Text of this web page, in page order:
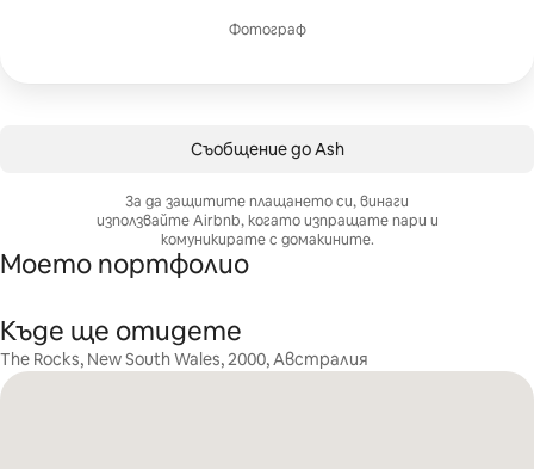
Фотограф
Съобщение до Ash
За да защитите плащането си, винаги
използвайте Airbnb, когато изпращате пари и
комуникирате с домакините.
Моето портфолио
Къде ще отидете
The Rocks, New South Wales, 2000, Австралия